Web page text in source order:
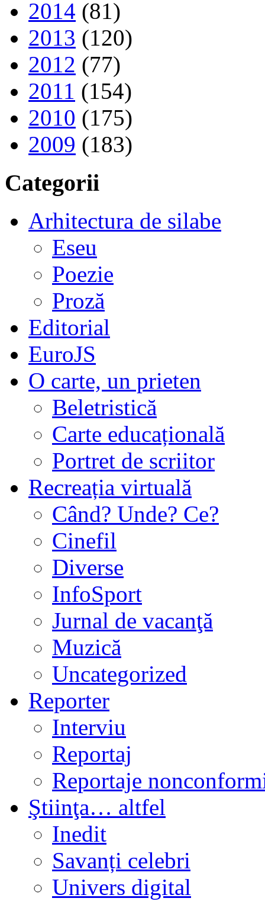
2014 (81)
2013 (120)
2012 (77)
2011 (154)
2010 (175)
2009 (183)
Categorii
Arhitectura de silabe
Eseu
Poezie
Proză
Editorial
EuroJS
O carte, un prieten
Beletristică
Carte educațională
Portret de scriitor
Recreația virtuală
Când? Unde? Ce?
Cinefil
Diverse
InfoSport
Jurnal de vacanţă
Muzică
Uncategorized
Reporter
Interviu
Reportaj
Reportaje
Ştiinţa… altfel
Inedit
Savanți celebri
Univers digital